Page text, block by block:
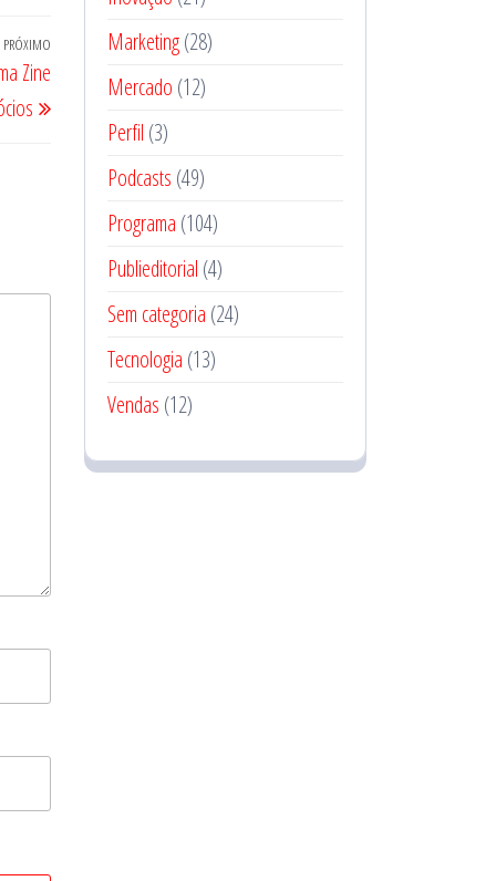
PRÓXIMO
Zine
Marketing(28)
Mercado (12)
Perfil (3)
Podcasts (49)
Programa (104)
Publieditorial (4)
Sem categoria (24)
Tecnologia (13)
Vendas (12)